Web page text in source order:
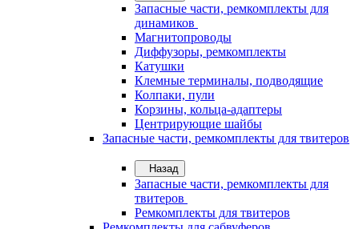
Запасные части, ремкомплекты для
динамиков
Магнитопроводы
Диффузоры, ремкомплекты
Катушки
Клемные терминалы, подводящие
Колпаки, пули
Корзины, кольца-адаптеры
Центрирующие шайбы
Запасные части, ремкомплекты для твитеров
Назад
Запасные части, ремкомплекты для
твитеров
Ремкомплекты для твитеров